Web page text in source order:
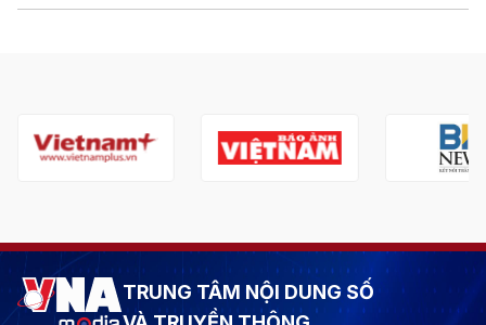
TRUNG TÂM NỘI DUNG SỐ